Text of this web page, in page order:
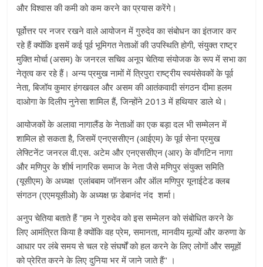
और विश्वास की कमी को कम करने का प्रयास करेंगे।
पूर्वोत्तर पर नजर रखने वाले आयोजन में गुरुदेव का संबोधन का इंतजार कर
रहे हैं क्योंकि इसमें कई पूर्व भूमिगत नेताओं की उपस्थिति होगी, संयुक्त राष्ट्र
मुक्ति मोर्चा (असम) के जनरल सचिव अनूप चेतिया संयोजक के रूप में सभा का
नेतृत्व कर रहे हैं। अन्य प्रमुख नामों में त्रिपुरा राष्ट्रीय स्वयंसेवकों के पूर्व
नेता, बिजॉय कुमार हंगखवल और असम की आतंकवादी संगठन दीमा हलम
दाओगा के दिलीप नुनेसा शामिल हैं, जिन्होंने 2013 में हथियार डाले थे।
आयोजकों के अलावा नागालैंड के नेताओं का एक बड़ा दल भी सम्मेलन में
शामिल हो सकता है, जिसमें एनएससीएन (आईएम) के पूर्व सेना प्रमुख
लेफ्टिनेंट जनरल वी.एस. अटेम और एनएससीएन (आर) के वाँगटिन नागा
और मणिपुर के शीर्ष नागरिक समाज के नेता जैसे मणिपुर संयुक्त समिति
(यूसीएम) के अध्यक्ष एलांबबाम जॉनसन और ऑल मणिपुर यूनाईटेड क्लब
संगठन (एएमयूसीओ) के अध्यक्ष फ़ डेबानंद नंद शर्मा।
अनुप चेतिया बताते हैं "हम ने गुरुदेव को इस सम्मेलन को संबोधित करने के
लिए आमंत्रित किया है क्योंकि वह प्रेम, समानता, मानवीय मूल्यों और करुणा के
आधार पर लंबे समय से चल रहे संघर्षों को हल करने के लिए लोगों और समूहों
को प्रेरित करने के लिए दुनिया भर में जाने जाते हैं" ।